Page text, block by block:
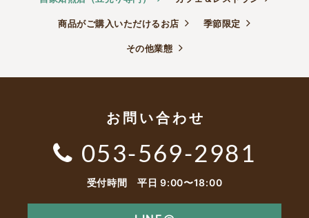
商品がご購入いただけるお店 季節限定
その他業態
お問い合わせ
053-569-2981
受付時間 平日 9:00〜18:00